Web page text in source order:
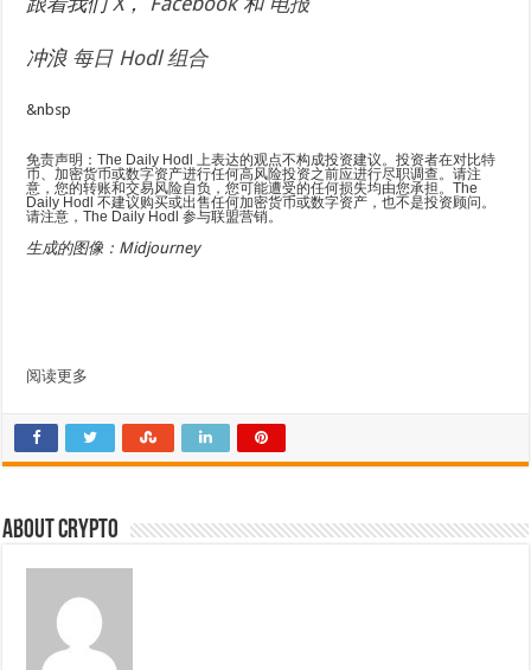
冲浪 每日 Hodl 组合
&nbsp
免责声明：The Daily Hodl 上表达的观点不构成投资建议。投资者在对比特
币、加密货币或数字资产进行任何高风险投资之前应进行尽职调查。请注
意，您的转账和交易风险自负，您可能遭受的任何损失均由您承担。The
Daily Hodl 不建议购买或出售任何加密货币或数字资产，也不是投资顾问。
请注意，The Daily Hodl 参与联盟营销。
生成的图像：Midjourney
阅读更多
About crypto